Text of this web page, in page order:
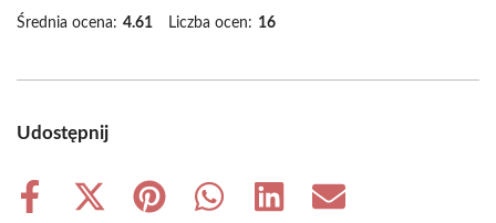
Średnia ocena: 4.61 Liczba ocen: 16
Udostępnij
Share
Share
Share
Share
Share
Share